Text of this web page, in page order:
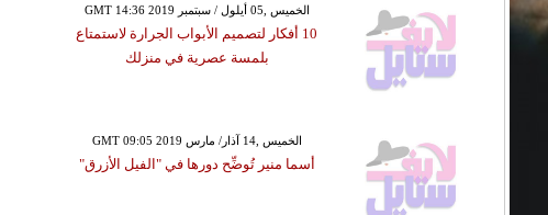
GMT 14:36 2019 الخميس ,05 أيلول / سبتمبر
10 أفكار لتصميم الأبواب الجرارة لاستمتاع
بلمسة عصرية في منزلك
GMT 09:05 2019 الخميس ,14 آذار/ مارس
أسما منير تُوضِّح دورها في "الفيل الأزرق"